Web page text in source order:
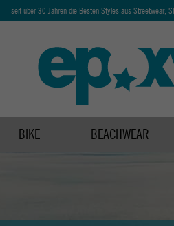
seit über 30 Jahren die Besten Styles aus Streetwear,
BIKE BEACHWEAR